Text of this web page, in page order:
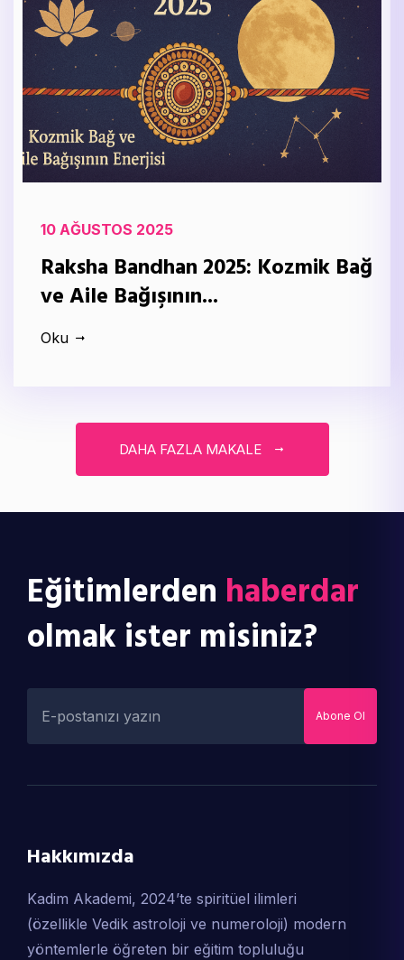
10 AĞUSTOS 2025
Raksha Bandhan 2025: Kozmik Bağ
ve Aile Bağışının...
Oku
DAHA FAZLA MAKALE
Eğitimlerden haberdar
olmak ister misiniz?
Abone Ol
Hakkımızda
Kadim Akademi, 2024’te spiritüel ilimleri
(özellikle Vedik astroloji ve numeroloji) modern
yöntemlerle öğreten bir eğitim topluluğu